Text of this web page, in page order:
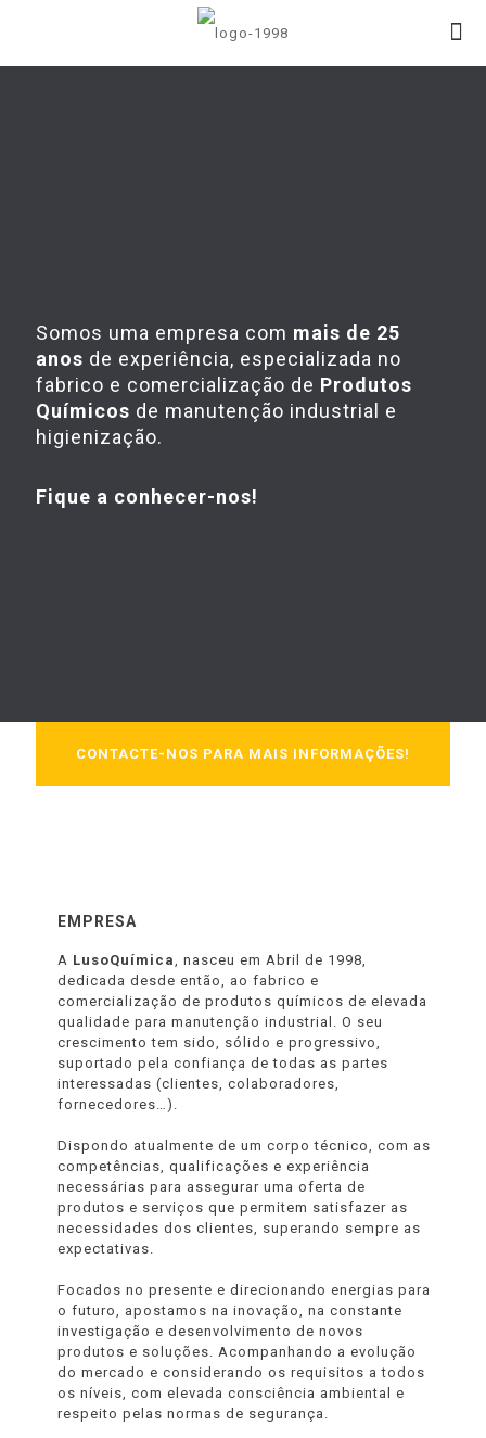
Somos uma empresa com mais de 25
anos de experiência, especializada no
fabrico e comercialização de Produtos
Químicos de manutenção industrial e
higienização.
Fique a conhecer-nos!
CONTACTE-NOS PARA MAIS INFORMAÇÕES!
EMPRESA
A LusoQuímica, nasceu em Abril de 1998,
dedicada desde então, ao fabrico e
comercialização de produtos químicos de elevada
qualidade para manutenção industrial. O seu
crescimento tem sido, sólido e progressivo,
suportado pela confiança de todas as partes
interessadas (clientes, colaboradores,
fornecedores…).
Dispondo atualmente de um corpo técnico, com as
competências, qualificações e experiência
necessárias para assegurar uma oferta de
produtos e serviços que permitem satisfazer as
necessidades dos clientes, superando sempre as
expectativas.
Focados no presente e direcionando energias para
o futuro, apostamos na inovação, na constante
investigação e desenvolvimento de novos
produtos e soluções. Acompanhando a evolução
do mercado e considerando os requisitos a todos
os níveis, com elevada consciência ambiental e
respeito pelas normas de segurança.